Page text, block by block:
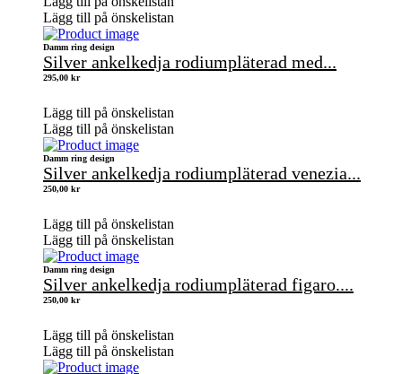
Lägg till på önskelistan
Damm ring design
Silver ankelkedja rodiumpläterad med...
295,00 kr
Lägg till på önskelistan
Lägg till på önskelistan
Damm ring design
Silver ankelkedja rodiumpläterad venezia...
250,00 kr
Lägg till på önskelistan
Lägg till på önskelistan
Damm ring design
Silver ankelkedja rodiumpläterad figaro....
250,00 kr
Lägg till på önskelistan
Lägg till på önskelistan